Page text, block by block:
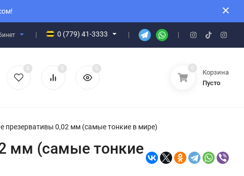
0 (779) 41-3333
0 0 0 0
Корзина
Пусто
презервативы 0,02 мм (самые тонкие в мире)
мм (самые тонкие